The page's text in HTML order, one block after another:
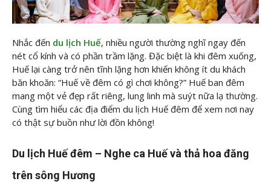
Nhắc đến du lịch Huế, nhiều người thường nghĩ ngay đến
nét cổ kính và có phần trầm lặng. Đặc biệt là khi đêm xuống,
Huế lại càng trở nên tĩnh lặng hơn khiến không ít du khách
băn khoăn: “Huế về đêm có gì chơi không?” Huế ban đêm
mang một vẻ đẹp rất riêng, lung linh mà suýt nữa lạ thường.
Cùng tìm hiểu các địa điểm du lịch Huế đêm để xem nơi nay
có thật sự buồn như lời đồn không!
Du lịch Huế đêm – Nghe ca Huế và thả hoa đăng
trên sông Hương